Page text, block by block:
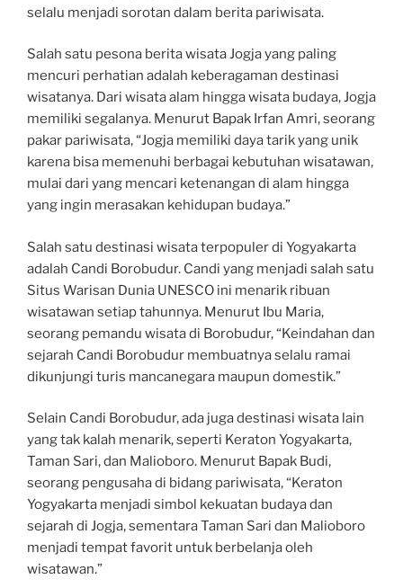
selalu menjadi sorotan dalam berita pariwisata.
Salah satu pesona berita wisata Jogja yang paling
mencuri perhatian adalah keberagaman destinasi
wisatanya. Dari wisata alam hingga wisata budaya, Jogja
memiliki segalanya. Menurut Bapak Irfan Amri, seorang
pakar pariwisata, “Jogja memiliki daya tarik yang unik
karena bisa memenuhi berbagai kebutuhan wisatawan,
mulai dari yang mencari ketenangan di alam hingga
yang ingin merasakan kehidupan budaya.”
Salah satu destinasi wisata terpopuler di Yogyakarta
adalah Candi Borobudur. Candi yang menjadi salah satu
Situs Warisan Dunia UNESCO ini menarik ribuan
wisatawan setiap tahunnya. Menurut Ibu Maria,
seorang pemandu wisata di Borobudur, “Keindahan dan
sejarah Candi Borobudur membuatnya selalu ramai
dikunjungi turis mancanegara maupun domestik.”
Selain Candi Borobudur, ada juga destinasi wisata lain
yang tak kalah menarik, seperti Keraton Yogyakarta,
Taman Sari, dan Malioboro. Menurut Bapak Budi,
seorang pengusaha di bidang pariwisata, “Keraton
Yogyakarta menjadi simbol kekuatan budaya dan
sejarah di Jogja, sementara Taman Sari dan Malioboro
menjadi tempat favorit untuk berbelanja oleh
wisatawan.”